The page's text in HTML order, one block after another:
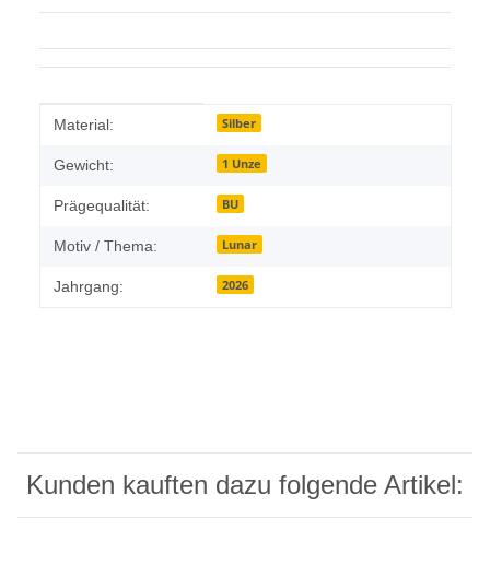
Produkteigenschaft
Wert
Material: Silber
Gewicht: 1 Unze
Prägequalität: BU
Motiv / Thema: Lunar
Jahrgang: 2026
Kunden kauften dazu folgende Artikel: